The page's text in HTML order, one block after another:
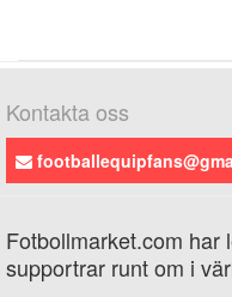
Kontakta oss
Fotbollmarket.com har
supportrar runt om i